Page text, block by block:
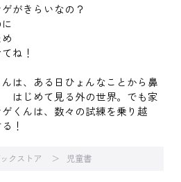
がきらいなの？
ね！
は、ある日ひょんなことから鼻
はじめて見る外の世界。でも家
くんは、数々の試練を乗り越
！
クストア 児童書